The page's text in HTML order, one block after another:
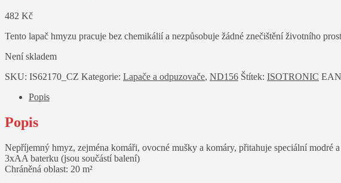
482 Kč
Tento lapač hmyzu pracuje bez chemikálií a nezpůsobuje žádné znečištění životního
Není skladem
SKU: IS62170_CZ Kategorie: Lapače a odpuzovače, ND156 Štítek: ISOTRONIC
Popis
Popis
Nepříjemný hmyz, zejména komáři, ovocné mušky a komáry, přitahuje speciální
3xAA baterku (jsou součástí balení)
Chráněná oblast: 20 m²